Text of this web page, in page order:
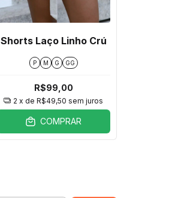
Shorts Laço Linho Crú
P M G GG
R$99,00
2 x deR$49,50 sem juros
COMPRAR